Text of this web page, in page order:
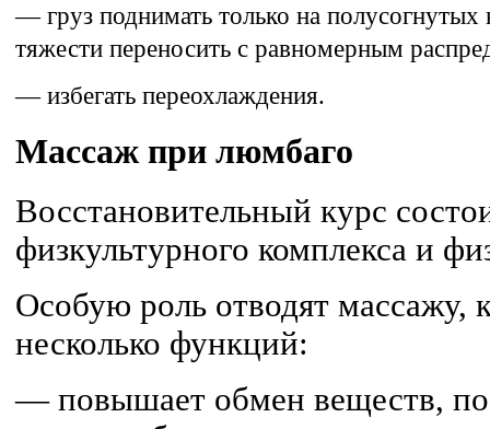
— груз поднимать только на
тяжести переносить с равномерным
— избегать переохлаждения.
Массаж при люмбаго
Восстановительный курс
физкультурного комплекса и
Особую роль отводят массажу,
несколько функций:
— повышает обмен веществ,